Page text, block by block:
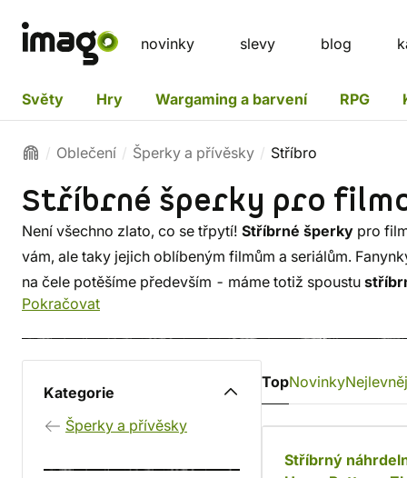
novinky slevy blog
Světy Hry Wargaming a barvení RPG
Oblečení Šperky a přívěsky Stříbro
Stříbrné šperky pro
Není všechno zlato, co se třpytí! Stříbrné šperky pro
vám, ale taky jejich oblíbeným filmům a seriálům.
na čele potěšíme především - máme totiž spoustu
motivy zHarry Pottera
Pokračovat
Kategorie
Šperky a přívěsky
TopNovinky
Stříbrný